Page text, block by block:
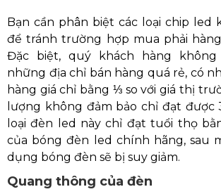
Bạn cần phân biệt các loại chip led
để tránh trường hợp mua phải
Đặc biệt, quý khách hàng
những địa chỉ bán hàng quá rẻ, có
hàng giá chỉ bằng ⅓ so với giá thị
lượng không đảm bảo chỉ đạt được
loại đèn led này chỉ đạt tuổi thọ
của bóng đèn led chính hãng, sau
dụng bóng đèn sẽ bị suy giảm.
Quang thông của đèn